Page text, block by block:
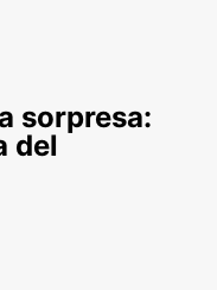
sorpresa:
del